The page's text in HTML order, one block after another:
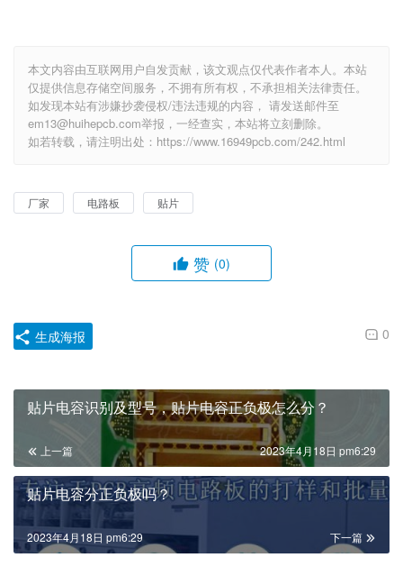
本文内容由互联网用户自发贡献，该文观点仅代表作者本人。本站
仅提供信息存储空间服务，不拥有所有权，不承担相关法律责任。
如发现本站有涉嫌抄袭侵权/违法违规的内容， 请发送邮件至
em13@huihepcb.com举报，一经查实，本站将立刻删除。
如若转载，请注明出处：https://www.16949pcb.com/242.html
厂家 电路板 贴片
赞 (0)
0
生成海报
贴片电容识别及型号，贴片电容正负极怎么分？
上一篇 2023年4月18日 pm6:29
贴片电容分正负极吗？
下一篇
2023年4月18日 pm6:29